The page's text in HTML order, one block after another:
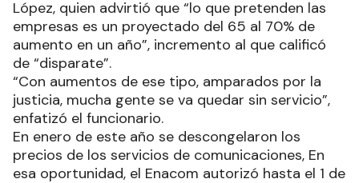
López, quien advirtió que “lo que pretenden las
empresas es un proyectado del 65 al 70% de
aumento en un año”, incremento al que calificó
de “disparate”.
“Con aumentos de ese tipo, amparados por la
justicia, mucha gente se va quedar sin servicio”,
enfatizó el funcionario.
En enero de este año se descongelaron los
precios de los servicios de comunicaciones, En
esa oportunidad, el Enacom autorizó hasta el 1 de